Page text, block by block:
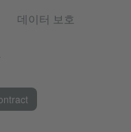
데이터 보호